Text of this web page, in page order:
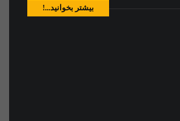
بیشتر بخوانید...!